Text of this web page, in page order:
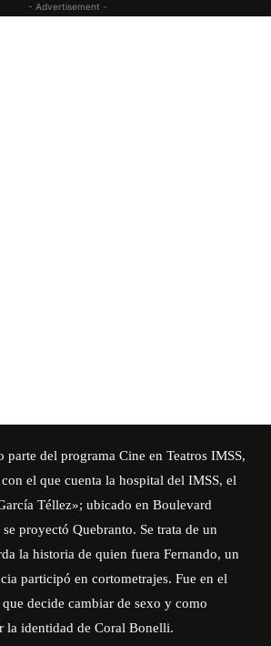
- Advertisement -
del programa Cine en Teatros IMSS,
el que cuenta la hospital del IMSS, el
Téllez»; ubicado en Boulevard
proyectó Quebranto. Se trata de un
la historia de quien fuera Fernando, un
participó en cortometrajes. Fue en el
decide cambiar de sexo y como
la identidad de Coral Bonelli.